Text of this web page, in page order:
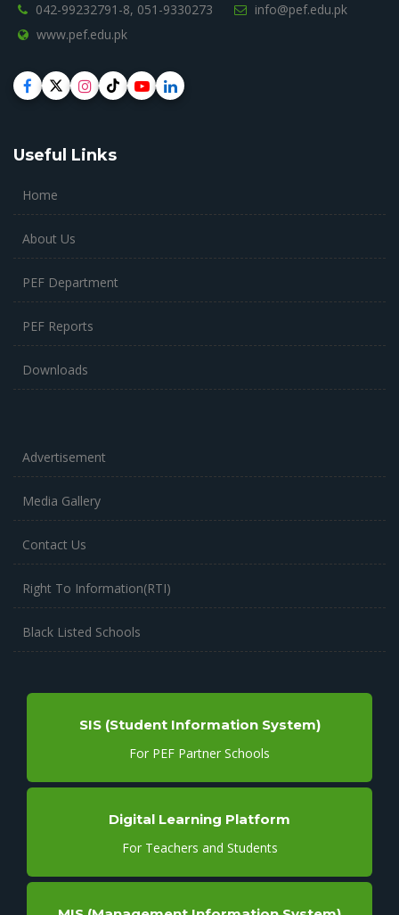
042-99232791-8, 051-9330273
info@pef.edu.pk
www.pef.edu.pk
Useful Links
Home
About Us
PEF Department
PEF Reports
Downloads
Advertisement
Media Gallery
Contact Us
Right To Information(RTI)
Black Listed Schools
SIS (Student Information System)
For PEF Partner Schools
Digital Learning Platform
For Teachers and Students